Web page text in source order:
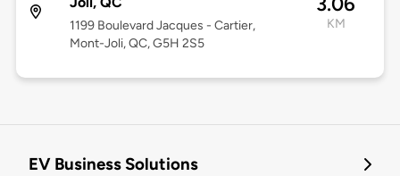
1199 Boulevard Jacques - Cartier,
Mont-Joli, QC, G5H 2S5
KM
EV Business Solutions